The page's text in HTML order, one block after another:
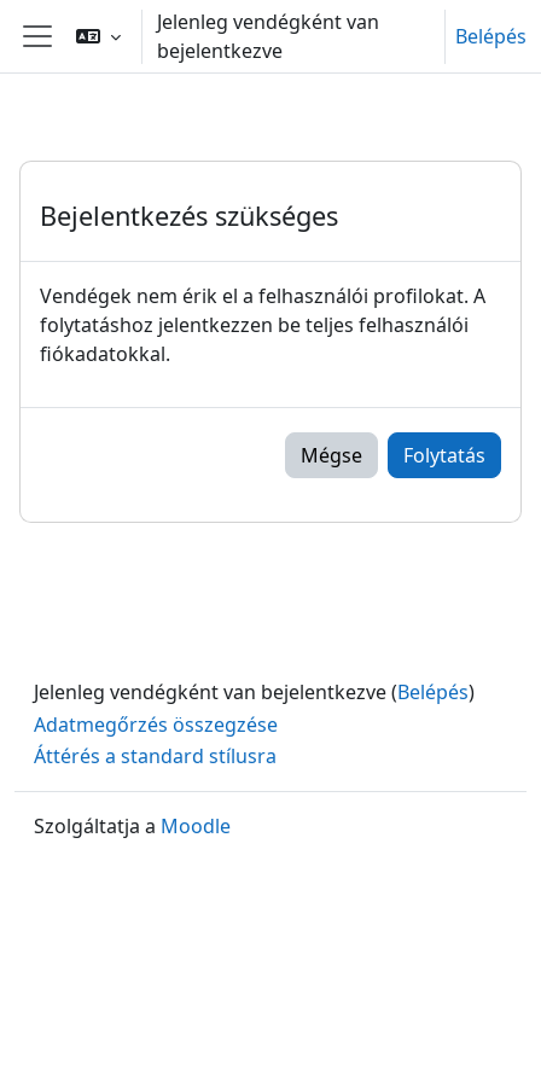
Tovább a fő tartalomhoz
Oldalpanel
Jelenleg vendégként van
bejelentkezve
Belépés
Bejelentkezés szükséges
Vendégek nem érik el a felhasználói profilokat. A
folytatáshoz jelentkezzen be teljes felhasználói
fiókadatokkal.
Mégse Folytatás
Jelenleg vendégként van bejelentkezve (Belépés)
Adatmegőrzés összegzése
Áttérés a standard stílusra
Szolgáltatja a Moodle